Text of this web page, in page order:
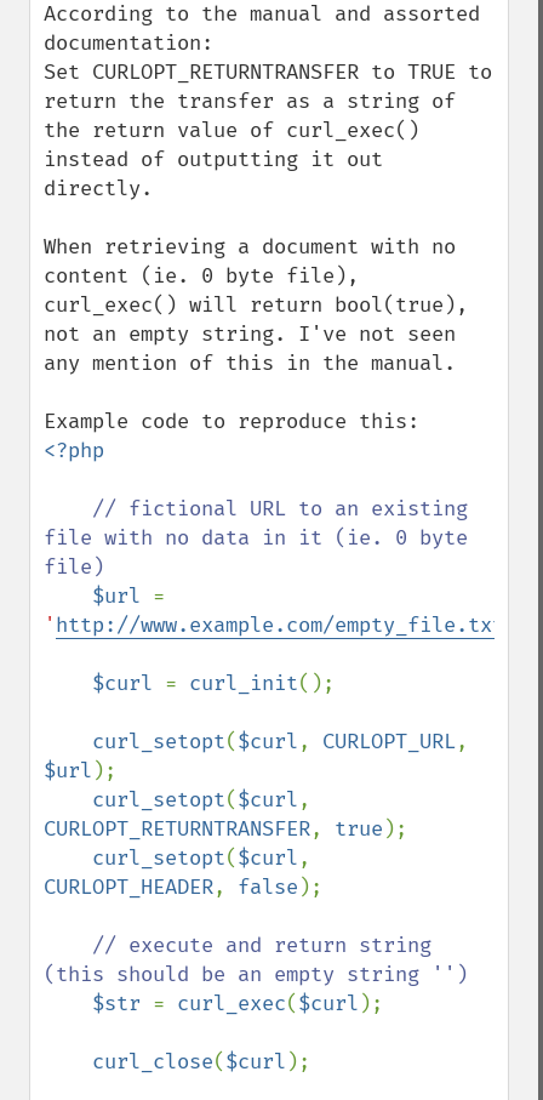
According to the manual and assorted
documentation:
Set CURLOPT_RETURNTRANSFER to TRUE to
return the transfer as a string of
the return value of curl_exec()
instead of outputting it out
directly.
When retrieving a document with no
content (ie. 0 byte file),
curl_exec() will return bool(true),
not an empty string. I've not seen
any mention of this in the manual.
<?php
// fictional URL to an existing
file with no data in it (ie. 0 byte
file)
$url
' http://www.example.com/empty_file.txt
$curl = curl_init();
curl_setopt($curl, CURLOPT_URL
$url );
curl_setopt($curl
CURLOPT_RETURNTRANSFER, true );
curl_setopt($curl
CURLOPT_HEADER, false );
// execute and return string
(this should be an empty string '')
$str = curl_exec($curl );
curl_close($curl );